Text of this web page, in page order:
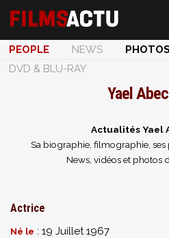
PEOPLE NEWS PHOTOS
DVD & BLU-RAY
Yael
Actualités Yael
Sa biographie, filmographie, ses
News, vidéos et photos
Actrice
Né le : 19 Juillet 1967